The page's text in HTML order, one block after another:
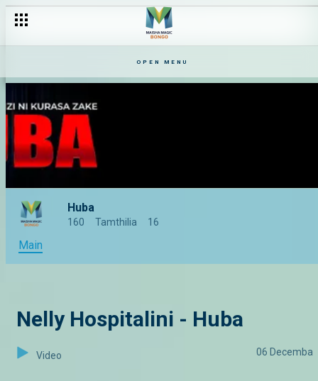
OPEN MENU
Huba
160 Tamthilia 16
Main
Nelly Hospitalini - Huba
Video 06 Decemba